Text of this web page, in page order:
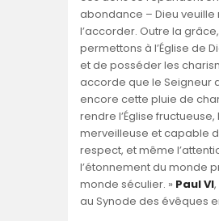
abondance – Dieu veuille
l’accorder. Outre la grâce,
permettons à l’Église de
et de posséder les
accorde que le Seigneur
encore cette pluie de
rendre l’Église fructueuse,
merveilleuse et capable
respect, et même
l’étonnement du monde
monde séculier. » Paul VI
au Synode des évêques